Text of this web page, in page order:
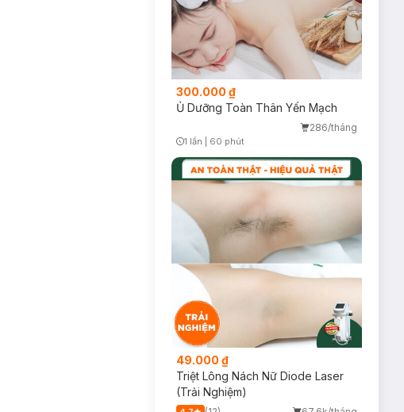
300.000 ₫
Ủ Dưỡng Toàn Thân Yến Mạch
286/tháng
1 lần 60 phút
49.000 ₫
Triệt Lông Nách Nữ Diode Laser
(Trải Nghiệm)